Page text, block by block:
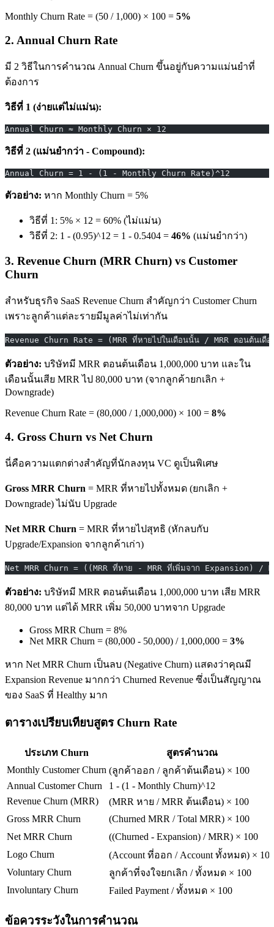
Monthly Churn Rate = (50 / 1,000) × 100 = 5%
2. Annual Churn Rate
มี 2 วิธีในการคำนวณ Annual Churn ขึ้นอยู่กับความแม่นยำที่
ต้องการ
วิธีที่ 1 (ง่ายแต่ไม่แม่น):
Annual Churn ≈ Monthly Churn × 12
วิธีที่ 2 (แม่นยำกว่า - Compound):
Annual Churn = 1 - (1 - Monthly Churn Rate)^12
ตัวอย่าง: หาก Monthly Churn = 5%
วิธีที่ 1: 5% × 12 = 60% (ไม่แม่น)
วิธีที่ 2: 1 - (0.95)^12 = 1 - 0.5404 = 46% (แม่นยำกว่า)
3. Revenue Churn (MRR Churn) vs Customer
Churn
สำหรับธุรกิจ SaaS Revenue Churn สำคัญกว่า Customer Churn
เพราะลูกค้าแต่ละรายมีมูลค่าไม่เท่ากัน
Revenue Churn Rate = (MRR ที่หายไปในเดือนนั้น / MRR ตอนต้นเ
ตัวอย่าง: บริษัทมี MRR ตอนต้นเดือน 1,000,000 บาท และใน
เดือนนั้นเสีย MRR ไป 80,000 บาท (จากลูกค้ายกเลิก +
Downgrade)
Revenue Churn Rate = (80,000 / 1,000,000) × 100 = 8%
4. Gross Churn vs Net Churn
นี่คือความแตกต่างสำคัญที่นักลงทุน VC ดูเป็นพิเศษ
Gross MRR Churn = MRR ที่หายไปทั้งหมด (ยกเลิก +
Downgrade) ไม่นับ Upgrade
Net MRR Churn = MRR ที่หายไปสุทธิ (หักลบกับ
Upgrade/Expansion จากลูกค้าเก่า)
Net MRR Churn = ((MRR ที่หาย - MRR ที่เพิ่มจาก Expansion) /
ตัวอย่าง: บริษัทมี MRR ตอนต้นเดือน 1,000,000 บาท เสีย MRR
80,000 บาท แต่ได้ MRR เพิ่ม 50,000 บาทจาก Upgrade
Gross MRR Churn = 8%
Net MRR Churn = (80,000 - 50,000) / 1,000,000 = 3%
หาก Net MRR Churn เป็นลบ (Negative Churn) แสดงว่าคุณมี
Expansion Revenue มากกว่า Churned Revenue ซึ่งเป็นสัญญาณ
ของ SaaS ที่ Healthy มาก
ตารางเปรียบเทียบสูตร Churn Rate
ประเภท Churn
สูตรคำนวณ
Monthly Customer Churn (ลูกค้าออก / ลูกค้าต้นเดือน) × 100
Annual Customer Churn
1 - (1 - Monthly Churn)^12
Revenue Churn (MRR)
(MRR หาย / MRR ต้นเดือน) × 100
Gross MRR Churn
(Churned MRR / Total MRR) × 100
Net MRR Churn
((Churned - Expansion) / MRR) × 100
Logo Churn
(Account ที่ออก / Account ทั้งหมด) × 100
Voluntary Churn
ลูกค้าที่จงใจยกเลิก / ทั้งหมด × 100
Involuntary Churn
Failed Payment / ทั้งหมด × 100
ข้อควรระวังในการคำนวณ